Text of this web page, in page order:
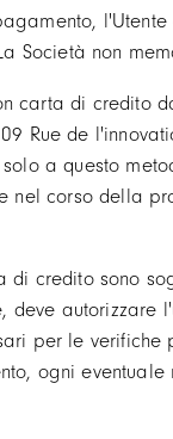
Società non
carta di credito
Rue de
a questo
nel corso della
di credito sono
deve
per le
ogni